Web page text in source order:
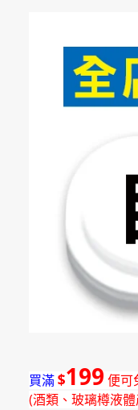
買滿$199 便可
(酒類、玻璃樽液